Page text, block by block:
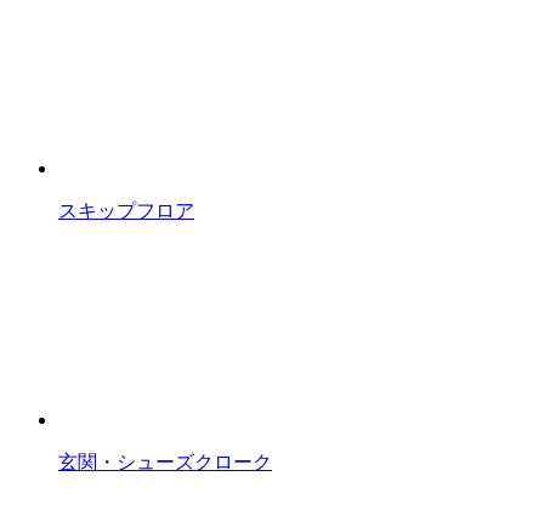
スキップフロア
玄関・シューズクローク